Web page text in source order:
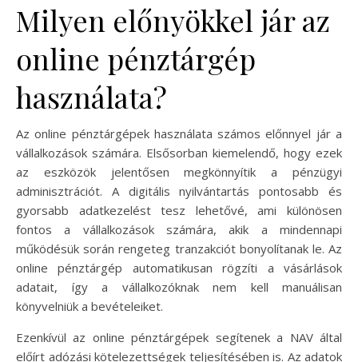
Milyen előnyökkel jár az
online pénztárgép
használata?
Az online pénztárgépek használata számos előnnyel jár a
vállalkozások számára. Elsősorban kiemelendő, hogy ezek
az eszközök jelentősen megkönnyítik a pénzügyi
adminisztrációt. A digitális nyilvántartás pontosabb és
gyorsabb adatkezelést tesz lehetővé, ami különösen
fontos a vállalkozások számára, akik a mindennapi
működésük során rengeteg tranzakciót bonyolítanak le. Az
online pénztárgép automatikusan rögzíti a vásárlások
adatait, így a vállalkozóknak nem kell manuálisan
könyvelniük a bevételeiket.
Ezenkívül az online pénztárgépek segítenek a NAV által
előírt adózási kötelezettségek teljesítésében is. Az adatok